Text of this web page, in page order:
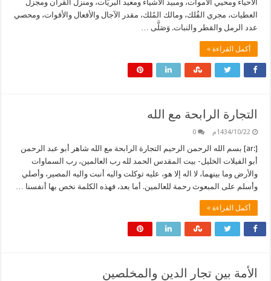
الأحياء ومحيي الأموات، ومبيد الأشياء ومعيد البريّات، ومنزل القرآن ومجزل
العطيات، مجري الفُلك، ومالك المُلك، مقدر الآجال والأفعال والأقوات، ومحصي
عدد الرمل والقطر والنبات. وَصَلَّى …
أكمل القراءة »
التجارة الرابحة مع الله
1434/10/22م 0
[:ar] بسم الله الرحمن الرحيم التجارة الرابحة مع الله شاهر أبو عبد الرحمن
أبو الفيلات الخليل- بيت المقدس الحمد لله رب العالمين، رب السماوات
والأرض وما بينهما، لا اله إلا هو، عليه توكلت واليه أنبت واليه المصير، وأصلي
وأسلم على المبعوث رحمة للعالمين. أما بعد، فهذه الكلمة نخص بها أنفسنا …
أكمل القراءة »
الأمة بين تجار الدين والمخلصين